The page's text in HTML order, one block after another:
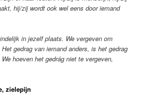
hij/zij wordt ook wel eens door iemand
in jezelf plaats. We vergeven om
gedrag van iemand anders, is het gedrag
hoeven het gedrág niet te vergeven,
zielepijn